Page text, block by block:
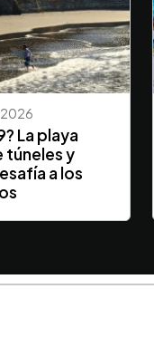
La playa
túneles y
a los